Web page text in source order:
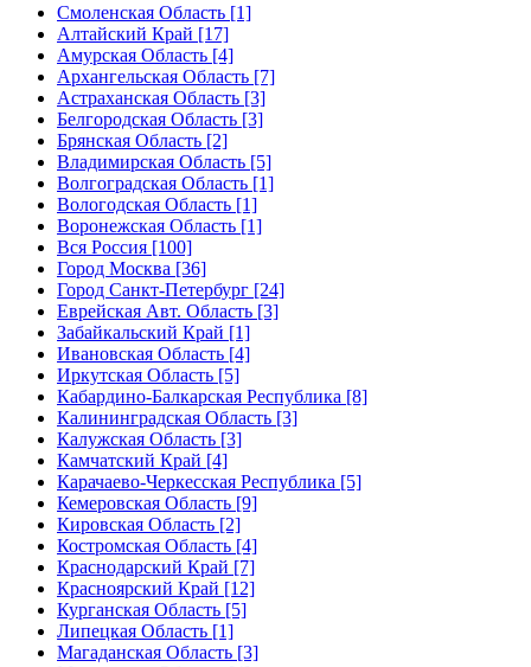
Смоленская Область [1]
Алтайский Край [17]
Амурская Область [4]
Архангельская Область [7]
Астраханская Область [3]
Белгородская Область [3]
Брянская Область [2]
Владимирская Область [5]
Волгоградская Область [1]
Вологодская Область [1]
Воронежская Область [1]
Вся Россия [100]
Город Москва [36]
Город Санкт-Петербург [24]
Еврейская Авт. Область [3]
Забайкальский Край [1]
Ивановская Область [4]
Иркутская Область [5]
Кабардино-Балкарская Республика [8]
Калининградская Область [3]
Калужская Область [3]
Камчатский Край [4]
Карачаево-Черкесская Республика [5]
Кемеровская Область [9]
Кировская Область [2]
Костромская Область [4]
Краснодарский Край [7]
Красноярский Край [12]
Курганская Область [5]
Липецкая Область [1]
Магаданская Область [3]